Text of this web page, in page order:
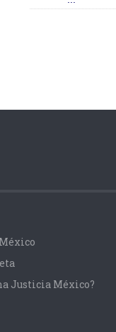
Justicia México?